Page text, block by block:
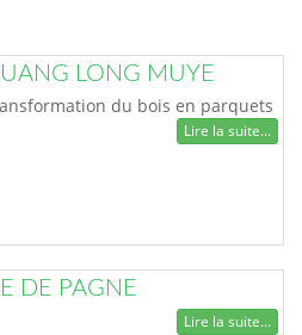
LONG MUYE
du bois en parquets
Lire la suite...
DE PAGNE
Lire la suite...